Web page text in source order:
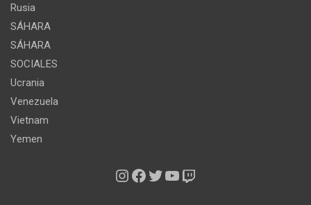
Rusia
SÁHARA
SÁHARA
SOCIALES
Ucrania
Venezuela
Vietnam
Yemen
Instagram
Facebook
Twitter
YouTube
Twitch